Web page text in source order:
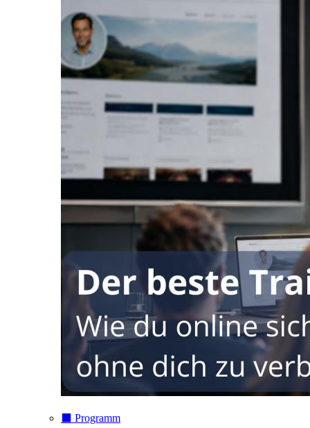
⬛️ Programm